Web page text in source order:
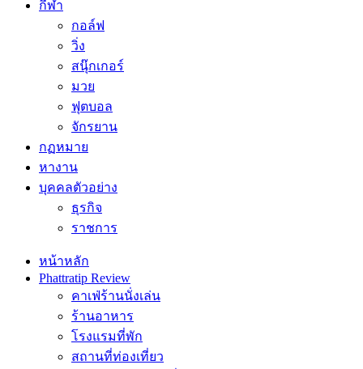
กีฬา
กอล์ฟ
วิ่ง
สนุ๊กเกอร์
มวย
ฟุตบอล
จักรยาน
กฏหมาย
หางาน
บุคคลตัวอย่าง
ธุรกิจ
ราชการ
หน้าหลัก
Phattratip Review
คาเฟ่ร้านนั่งเล่น
ร้านอาหาร
โรงแรมที่พัก
สถานที่ท่องเที่ยว